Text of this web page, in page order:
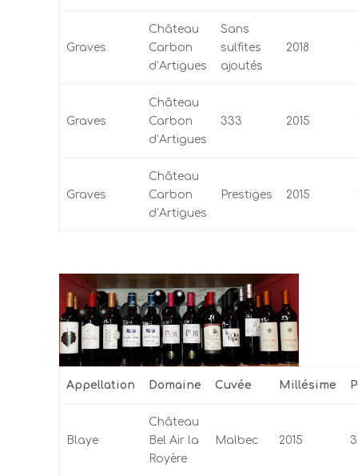
Graves
Château
Carbon
d’Artigues
Sans
sulfites
ajoutés
2018
Graves
Château
Carbon
d’Artigues
333 2015
Graves
Château
Carbon
d’Artigues
Prestiges 2015
Appellation Domaine Cuvée Millésime
Blaye
Château
Bel Air la
Royère
Malbec 2015